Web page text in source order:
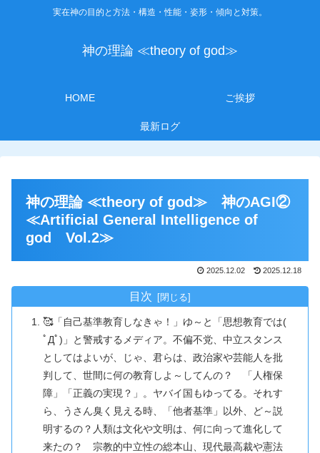
実在神の目的と方法・構造・性能・姿形・傾向と対策。
神の理論 ≪theory of god≫
HOME ご挨拶
最新ログ
神の理論 ≪theory of god≫ 神のAGI②
≪Artificial General Intelligence of
god Vol.2≫
2025.12.02 2025.12.18
目次
🥰「自己基準教育しなきゃ！」ゆ～と「思想教育では(
ﾟДﾟ)」と警戒するメディア。不偏不党、中立スタンス
としてはよいが、じゃ、君らは、政治家や芸能人を批
判して、世間に何の教育しよ～してんの？ 「人権保
障」「正義の実現？」。ヤバイ国もゆってる。それす
ら、うさん臭く見える時、「他者基準」以外、ど～説
明するの？人類は文化や文明は、何に向って進化して
来たの？ 宗教的中立性の総本山、現代最高裁や憲法